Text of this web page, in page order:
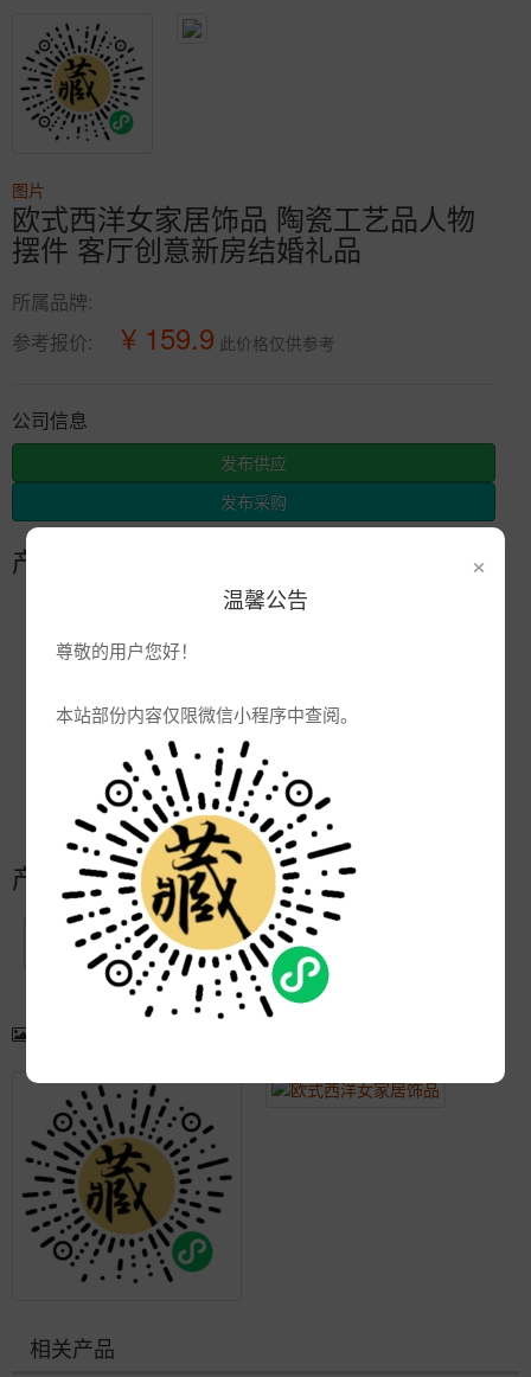
×
温馨公告
尊敬的用户您好！
本站部份内容仅限微信小程序中查阅。
图片
欧式西洋女家居饰品 陶瓷工艺品人物
摆件 客厅创意新房结婚礼品
所属品牌:
参考报价:
¥ 159.9 此价格仅供参考
公司信息
发布供应
发布采购
产品参数
品牌:
次数:
2202
景德镇市辰天陶瓷有限公司
2021-06-23 17:29:47
产品简介
相关产品